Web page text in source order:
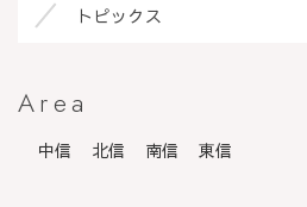
トピックス
Area
中信 北信 南信 東信